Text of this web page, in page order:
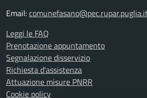
Email:
Leggi le FAQ
Prenotazione appuntamento
Segnalazione disservizio
Richiesta d'assistenza
Attuazione misure PNRR
Cookie policy